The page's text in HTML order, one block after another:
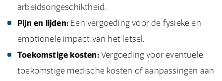
arbeidsongeschiktheid.
Pijn en lijden: Een vergoeding voor de fysieke en
emotionele impact van het letsel.
Toekomstige kosten:Vergoeding voor eventuele
toekomstige medische kosten of aanpassingen aan